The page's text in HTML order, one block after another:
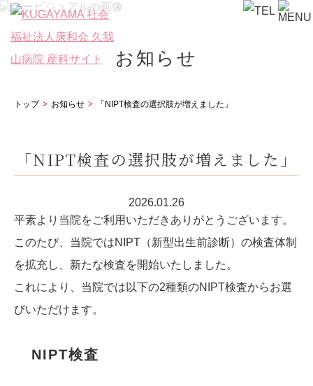
お知らせ
トップ お知らせ 「NIPT検査の選択肢が増えました」
「NIPT検査の選択肢が増えました」
2026.01.26
平素より当院をご利用いただきありがとうございます。
このたび、当院ではNIPT（新型出生前診断）の検査体制
を拡充し、新たな検査を開始いたしました。
これにより、当院では以下の2種類のNIPT検査からお選
びいただけます。
NIPT検査